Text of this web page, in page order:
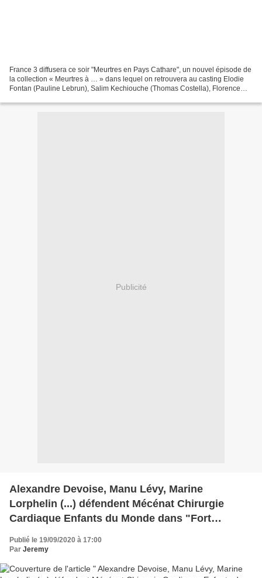
France 3 diffusera ce soir "Meurtres en Pays Cathare", un nouvel épisode de
la collection « Meurtres à … » dans lequel on retrouvera au casting Elodie
Fontan (Pauline Lebrun), Salim Kechiouche (Thomas Costella), Florence
Publicité
Alexandre Devoise, Manu Lévy, Marine
Lorphelin (...) défendent Mécénat Chirurgie
Cardiaque Enfants du Monde dans "Fort
Publié le 19/09/2020 à 17:00
Par Jeremy